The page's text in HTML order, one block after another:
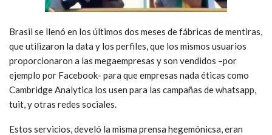
Brasil se llenó en los últimos dos meses de fábricas de mentiras,
que utilizaron la data y los perfiles, que los mismos usuarios
proporcionaron a las megaempresas y son vendidos –por
ejemplo por Facebook- para que empresas nada éticas como
Cambridge Analytica los usen para las campañas de whatsapp,
tuit, y otras redes sociales.
Estos servicios, develó la misma prensa hegemónicsa, eran